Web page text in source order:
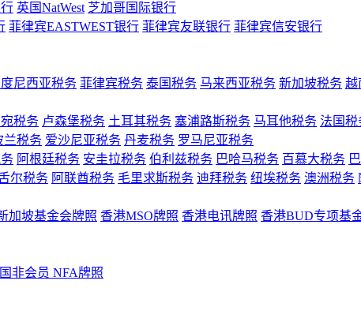
英国NatWest 芝加哥国际银行
菲律宾EASTWEST银行 菲律宾友联银行 菲律宾信安银行
尼西亚税务 菲律宾税务 泰国税务 马来西亚税务 新加坡税务 越
税务 卢森堡税务 土耳其税务 塞浦路斯税务 马耳他税务 法国税
兰税务 爱沙尼亚税务 丹麦税务 罗马尼亚税务
阿根廷税务 安圭拉税务 伯利兹税务 巴哈马税务 百慕大税务
尔税务 阿联酋税务 毛里求斯税务 迪拜税务 纽埃税务 澳洲税务
加坡基金会牌照 香港MSO牌照 香港电讯牌照 香港BUD专项基
非会员 NFA牌照